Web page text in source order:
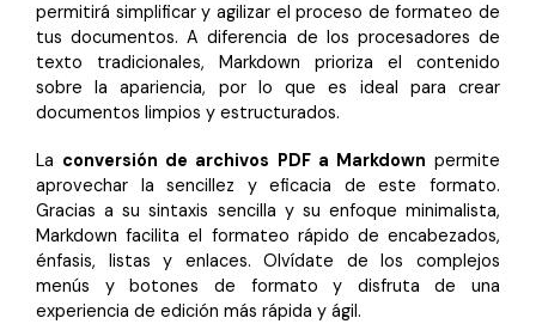
Compartir PDF
Soluciones completas
Educación
Servicio de TI
Legal
Sanidad
Finanzas
¿Qué hay de nuevo?
Especificaciones técnicas
Soporte de contacto
Guía del usuario
PDFelement para Windows
PDFelement para Mac
Videos tutoriales
permitirá simplificar y agilizar el proceso de formateo de
tus documentos. A diferencia de los procesadores de
texto tradicionales, Markdown prioriza el contenido
sobre la apariencia, por lo que es ideal para crear
documentos limpios y estructurados.
La conversión de archivos PDF a Markdown permite
aprovechar la sencillez y eficacia de este formato.
Gracias a su sintaxis sencilla y su enfoque minimalista,
Markdown facilita el formateo rápido de encabezados,
énfasis, listas y enlaces. Olvídate de los complejos
menús y botones de formato y disfruta de una
experiencia de edición más rápida y ágil.